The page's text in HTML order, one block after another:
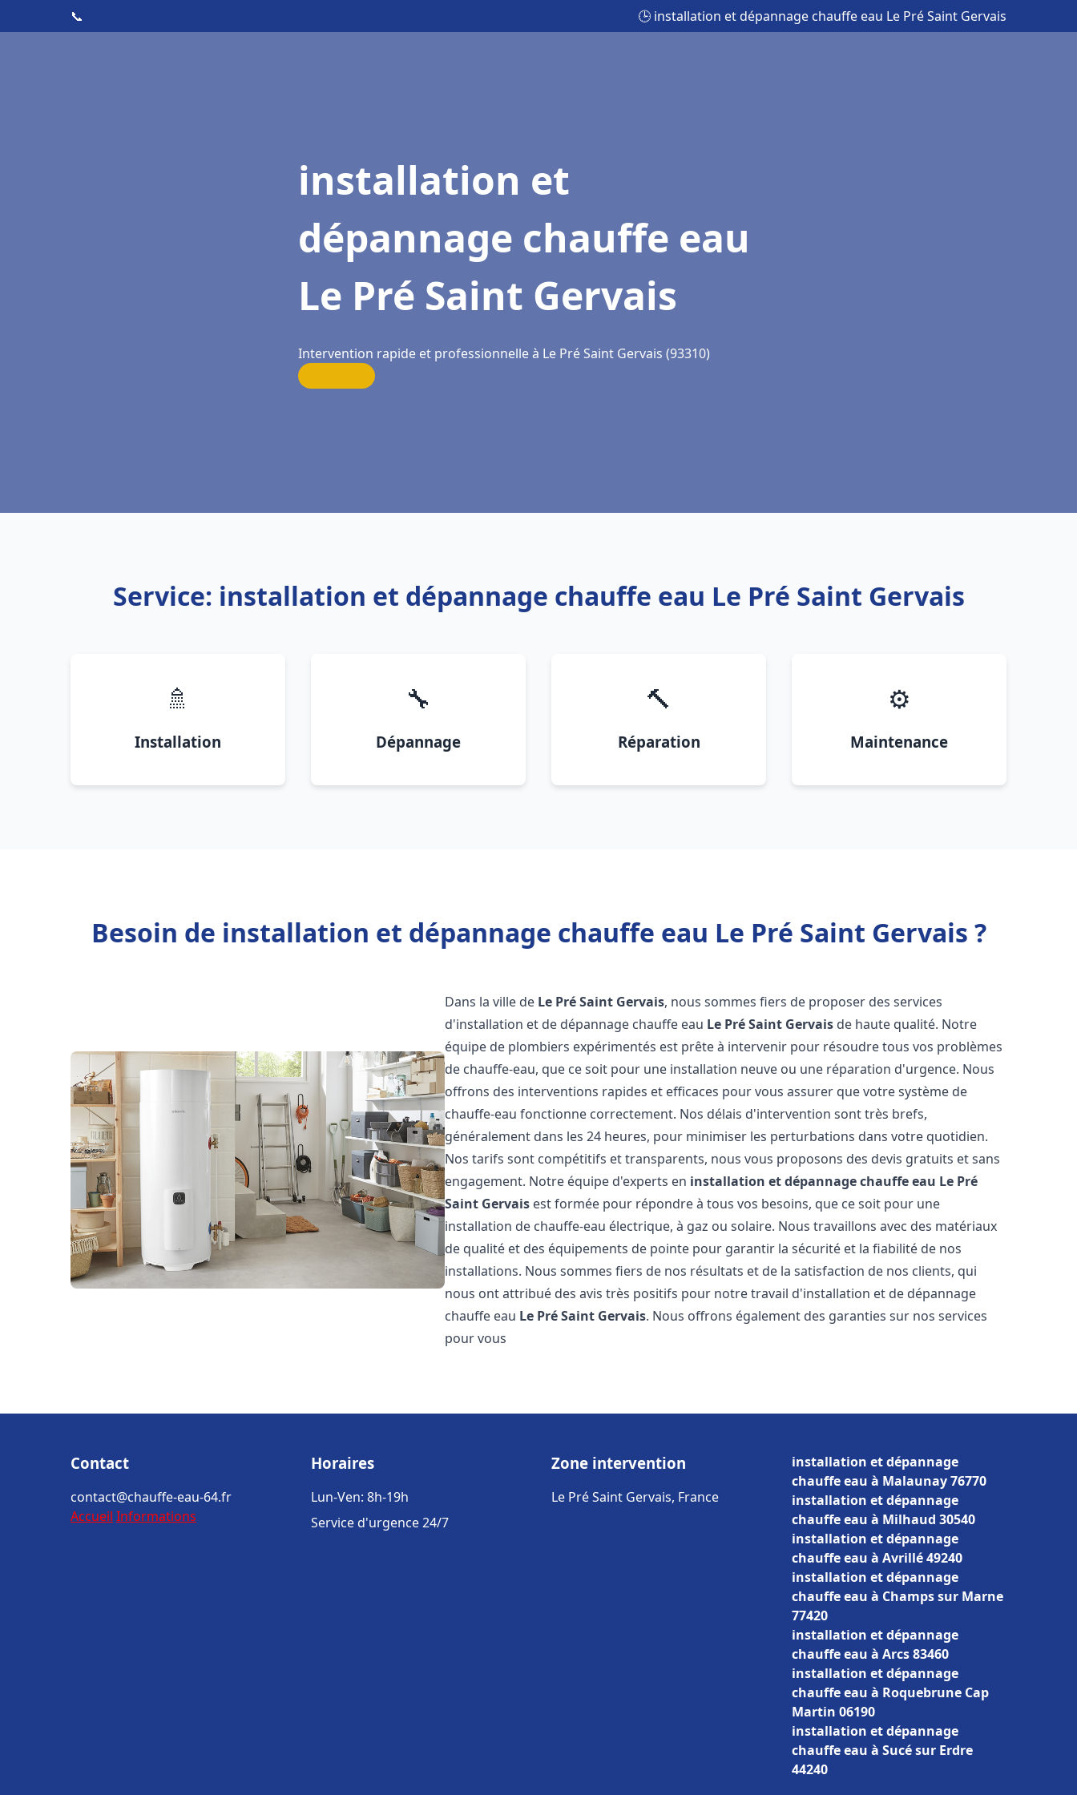
📞 🕒 installation et dépannage chauffe eau Le Pré Saint Gervais
installation et
dépannage chauffe eau
Le Pré Saint Gervais
Intervention rapide et professionnelle à Le Pré Saint Gervais (93310)
Service: installation et dépannage chauffe eau Le Pré Saint Gervais
🚿
Installation
🔧
Dépannage
🔨
Réparation
⚙️
Maintenance
Besoin de installation et dépannage chauffe eau Le Pré Saint Gervais ?
Dans la ville de Le Pré Saint Gervais, nous sommes fiers de proposer des services
d'installation et de dépannage chauffe eau Le Pré Saint Gervais de haute qualité. Notre
équipe de plombiers expérimentés est prête à intervenir pour résoudre tous vos problèmes
de chauffe-eau, que ce soit pour une installation neuve ou une réparation d'urgence. Nous
offrons des interventions rapides et efficaces pour vous assurer que votre système de
chauffe-eau fonctionne correctement. Nos délais d'intervention sont très brefs,
généralement dans les 24 heures, pour minimiser les perturbations dans votre quotidien.
Nos tarifs sont compétitifs et transparents, nous vous proposons des devis gratuits et sans
engagement. Notre équipe d'experts en installation et dépannage chauffe eau Le Pré
Saint Gervais est formée pour répondre à tous vos besoins, que ce soit pour une
installation de chauffe-eau électrique, à gaz ou solaire. Nous travaillons avec des matériaux
de qualité et des équipements de pointe pour garantir la sécurité et la fiabilité de nos
installations. Nous sommes fiers de nos résultats et de la satisfaction de nos clients, qui
nous ont attribué des avis très positifs pour notre travail d'installation et de dépannage
chauffe eau Le Pré Saint Gervais. Nous offrons également des garanties sur nos services
pour vous
Contact
contact@chauffe-eau-64.fr
Accueil Informations
Horaires
Lun-Ven: 8h-19h
Service d'urgence 24/7
Zone intervention
Le Pré Saint Gervais, France
installation et dépannage
chauffe eau à Malaunay 76770
installation et dépannage
chauffe eau à Milhaud 30540
installation et dépannage
chauffe eau à Avrillé 49240
installation et dépannage
chauffe eau à Champs sur Marne
77420
installation et dépannage
chauffe eau à Arcs 83460
installation et dépannage
chauffe eau à Roquebrune Cap
Martin 06190
installation et dépannage
chauffe eau à Sucé sur Erdre
44240